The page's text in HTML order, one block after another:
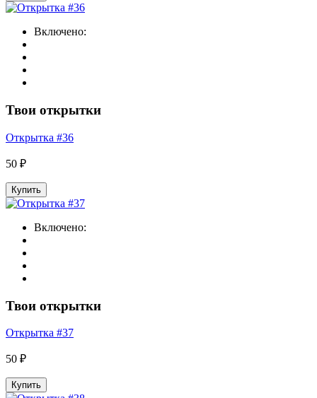
Включено:
Твои открытки
Открытка #36
50 ₽
Купить
Включено:
Твои открытки
Открытка #37
50 ₽
Купить